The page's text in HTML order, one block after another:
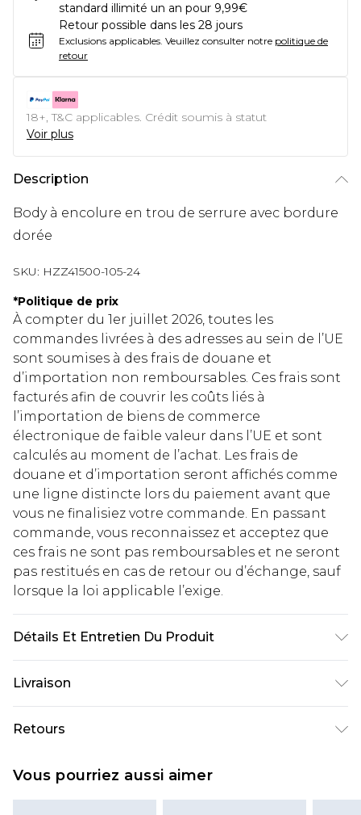
standard illimité un an pour 9,99€
Retour possible dans les 28 jours
Exclusions applicables. Veuillez consulter notre politique de
retour
18+, T&C applicables. Crédit soumis à statut
Voir plus
Description
Body à encolure en trou de serrure avec bordure
dorée
SKU: HZZ41500-105-24
*Politique de prix
À compter du 1er juillet 2026, toutes les
commandes livrées à des adresses au sein de l’UE
sont soumises à des frais de douane et
d’importation non remboursables. Ces frais sont
facturés afin de couvrir les coûts liés à
l’importation de biens de commerce
électronique de faible valeur dans l’UE et sont
calculés au moment de l’achat. Les frais de
douane et d’importation seront affichés comme
une ligne distincte lors du paiement avant que
vous ne finalisiez votre commande. En passant
commande, vous reconnaissez et acceptez que
ces frais ne sont pas remboursables et ne seront
pas restitués en cas de retour ou d’échange, sauf
lorsque la loi applicable l’exige.
Détails Et Entretien Du Produit
Livraison
Livraison standard France
€2.99
Livraison express France
Retours
à compter de la réception pour nous retourner
Vous pourriez aussi aimer